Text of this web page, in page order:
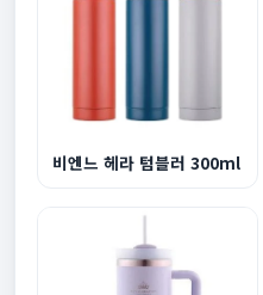
비엔느 헤라 텀블러 300ml